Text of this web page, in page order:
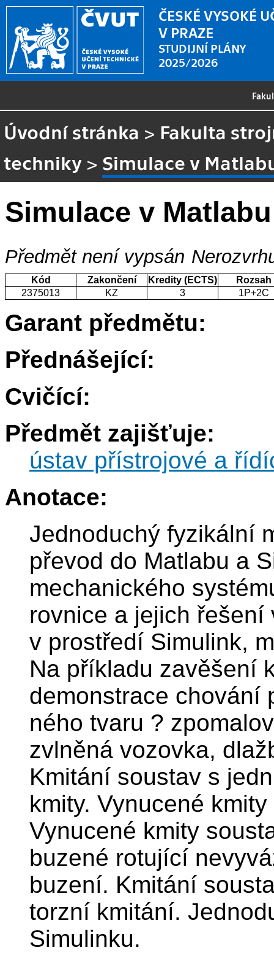
ČESKÉ VYSOKÉ
V PRAZE
STUDIJNÍ PLÁNY
2025/2026
Úvodní stránka > Fakulta
techniky > Simulace v
Simulace v Matlabu
Předmět není vypsán
Kód Zakončení Kredity (ECTS)
Rozsah
2375013
KZ 3 1P+2C
Garant předmětu:
Přednášející:
Cvičící:
Předmět zajišťuje:
ústav přístrojové a
Anotace:
Jednoduchý fyzikální
převod do Matlabu a
mechanického
rovnice a jejich
v prostředí Simulink,
Na příkladu zavěšení
demonstrace chování
ného tvaru ?
zvlněná vozovka,
Kmitání soustav s
kmity. Vynucené
Vynucené kmity
buzené rotující
buzení. Kmitání
torzní kmitání.
Simulinku.